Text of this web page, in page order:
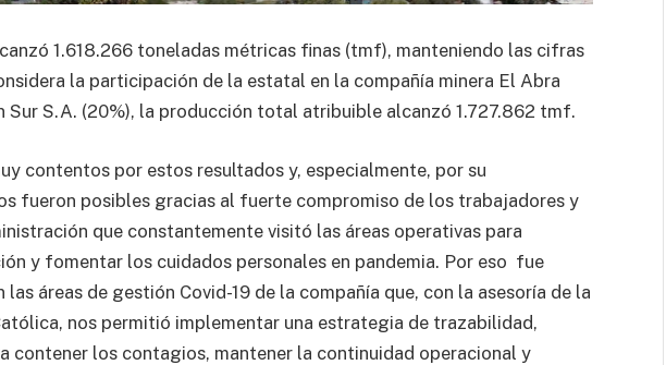
1.618.266 toneladas métricas finas (tmf), manteniendo las cifras
la participación de la estatal en la compañía minera El Abra
Sur S.A. (20%), la producción total atribuible alcanzó 1.727.862 tmf.
contentos por estos resultados y, especialmente, por su
fueron posibles gracias al fuerte compromiso de los trabajadores y
que constantemente visitó las áreas operativas para
y fomentar los cuidados personales en pandemia. Por eso fue
áreas de gestión Covid-19 de la compañía que, con la asesoría de la
nos permitió implementar una estrategia de trazabilidad,
contener los contagios, mantener la continuidad operacional y